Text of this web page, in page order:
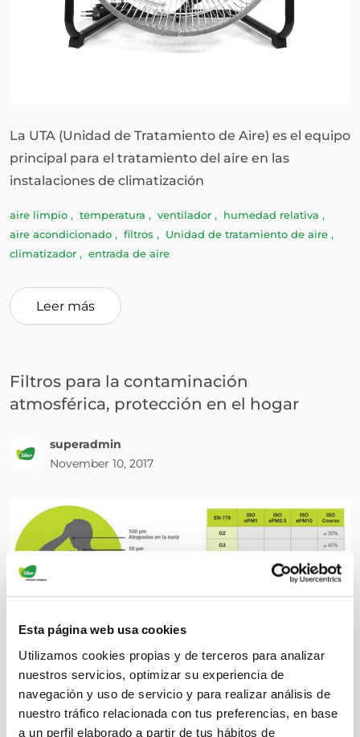
Esta página web usa cookies
Utilizamos cookies propias y de terceros para analizar
nuestros servicios, optimizar su experiencia de
navegación y uso de servicio y para realizar análisis de
nuestro tráfico relacionada con tus preferencias, en base
a un perfil elaborado a partir de tus hábitos de
La UTA (Unidad de Tratamiento de Aire) es el equipo
principal para el tratamiento del aire en las
instalaciones de climatización
aire limpio , temperatura , ventilador , humedad relativa ,
aire acondicionado , filtros , Unidad de tratamiento de aire ,
climatizador , entrada de aire
Leer más
Filtros para la contaminación
atmosférica, protección en el hogar
superadmin
November 10, 2017
Para protegerse de la polución, es muy importante
contar con filtros para la contaminación
atmosférica. Totalmente aptos en nuestros
sistemas de ventilación.